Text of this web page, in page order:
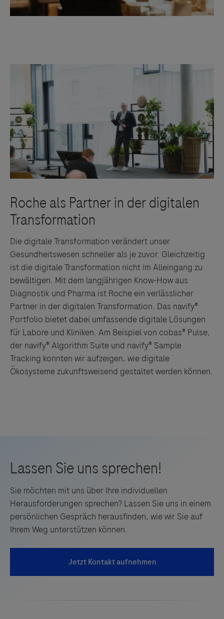
Die digitale Transformation verändert unser
Gesundheitswesen schneller als je zuvor. Gleichzeitig
ist die digitale Transformation nicht im Alleingang zu
bewältigen. Mit dem langjährigen Know-How aus
Diagnostik und Pharma ist Roche ein verlässlicher
Partner in der digitalen Transformation. Das navify®
Portfolio bietet dabei umfassende digitale Lösungen
für Labore und Kliniken. Am Beispiel von cobas® Pulse,
der navify® Algorithm Suite und navify® Sample
Tracking konnten wir aufzeigen, wie digitale
Ökosysteme zukunftsweisend gestaltet werden können.
Sie möchten mit uns über Ihre individuellen
Herausforderungen sprechen? Lassen Sie uns in einem
persönlichen Gespräch herausfinden, wie wir Sie auf
Ihrem Weg unterstützen können.